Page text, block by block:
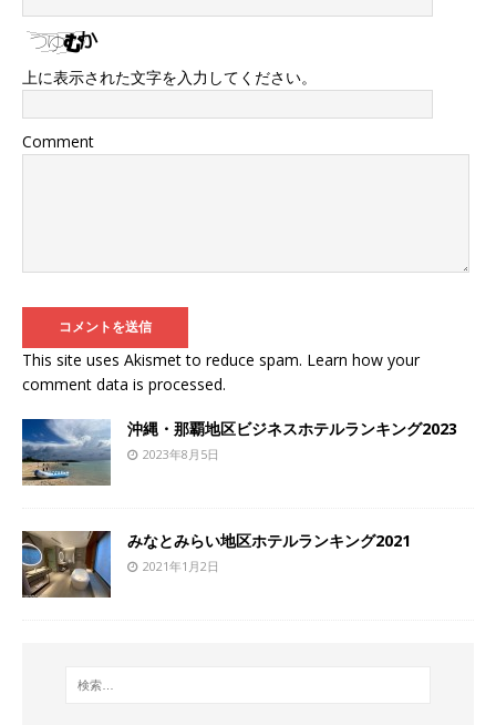
上に表示された文字を入力してください。
Comment
This site uses Akismet to reduce spam. Learn how your
comment data is processed.
沖縄・那覇地区ビジネスホテルランキング2023
2023年8月5日
みなとみらい地区ホテルランキング2021
2021年1月2日